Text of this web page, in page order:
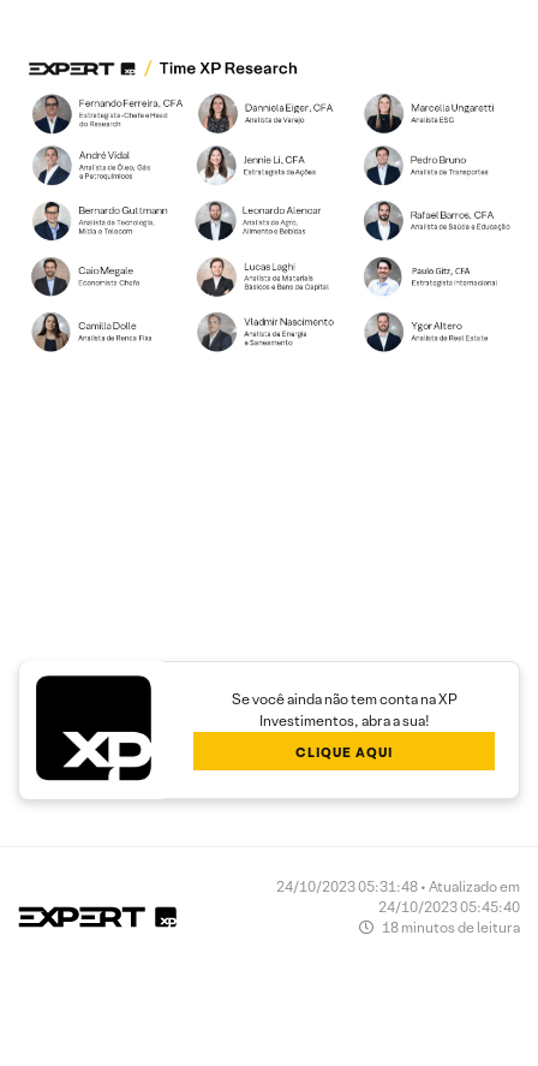
Se você ainda não tem conta na XP
Investimentos, abra a sua!
CLIQUE AQUI
24/10/2023 05:31:48 • Atualizado em
24/10/2023 05:45:40
18 minutos de leitura